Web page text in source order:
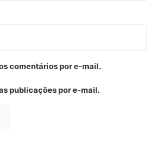
comentários por e-mail.
publicações por e-mail.